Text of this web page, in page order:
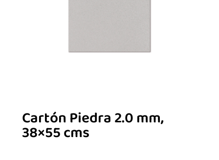
Cartón Piedra 2.0 mm,
38×55 cms